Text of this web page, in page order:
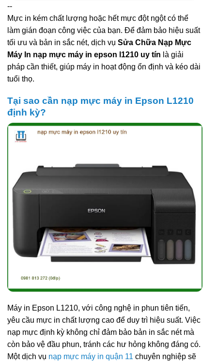
--
Mực in kém chất lượng hoặc hết mực đột ngột có thể
làm gián đoạn công việc của bạn. Để đảm bảo hiệu suất
tối ưu và bản in sắc nét, dịch vụ Sửa Chữa Nạp Mực
Máy In nạp mực máy in epson l1210 uy tín là giải
pháp cần thiết, giúp máy in hoạt động ổn định và kéo dài
tuổi thọ.
Tại sao cần nạp mực máy in Epson L1210
định kỳ?
Máy in Epson L1210, với công nghệ in phun tiên tiến,
yêu cầu mực in chất lượng cao để duy trì hiệu suất. Việc
nạp mực định kỳ không chỉ đảm bảo bản in sắc nét mà
còn bảo vệ đầu phun, tránh các hư hỏng không đáng có.
Một dịch vụ nạp mực máy in quận 11 chuyên nghiệp sẽ